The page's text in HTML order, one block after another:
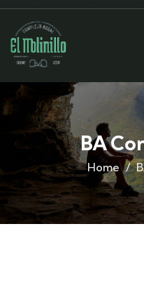
BA
Home